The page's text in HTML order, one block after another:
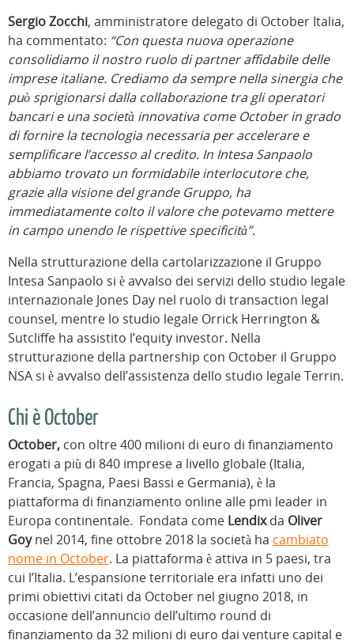
Sergio Zocchi, amministratore delegato di October Italia,
ha commentato: “Con questa nuova operazione
consolidiamo il nostro ruolo di partner affidabile delle
imprese italiane. Crediamo da sempre nella sinergia che
può sprigionarsi dalla collaborazione tra gli operatori
bancari e una società innovativa come October in grado
di fornire la tecnologia necessaria per accelerare e
semplificare l’accesso al credito. In Intesa Sanpaolo
abbiamo trovato un formidabile interlocutore che,
grazie alla visione del grande Gruppo, ha
immediatamente colto il valore che potevamo mettere
in campo unendo le rispettive specificità”.
Nella strutturazione della cartolarizzazione il Gruppo
Intesa Sanpaolo si è avvalso dei servizi dello studio legale
internazionale Jones Day nel ruolo di transaction legal
counsel, mentre lo studio legale Orrick Herrington &
Sutcliffe ha assistito l’equity investor. Nella
strutturazione della partnership con October il Gruppo
NSA si è avvalso dell’assistenza dello studio legale Terrin.
Chi è October
October, con oltre 400 milioni di euro di finanziamento
erogati a più di 840 imprese a livello globale (Italia,
Francia, Spagna, Paesi Bassi e Germania), è la
piattaforma di finanziamento online alle pmi leader in
Europa continentale. Fondata come Lendixda Oliver
Goynel 2014, fine ottobre 2018 la società ha cambiato
nome in October. La piattaforma è attiva in 5 paesi, tra
cui l’Italia. L’espansione territoriale era infatti uno dei
primi obiettivi citati da October nel giugno 2018, in
occasione dell’annuncio dell’ultimo round di
finanziamento da 32 milioni di euro dai venture capital e